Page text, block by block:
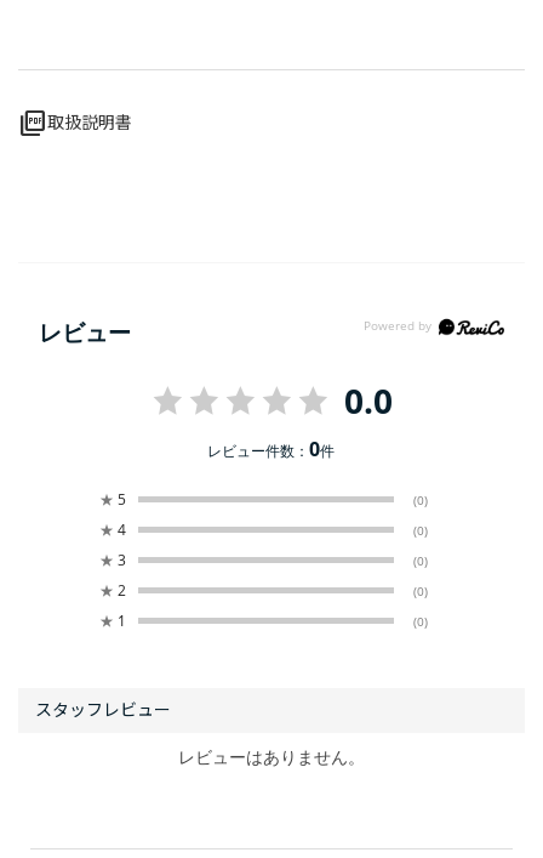
picture_as_pdf取扱説明書
レビュー
0.0
レビュー件数：0件
★ 5 (0)
★ 4 (0)
★ 3 (0)
★ 2 (0)
★ 1 (0)
レビューはありません。